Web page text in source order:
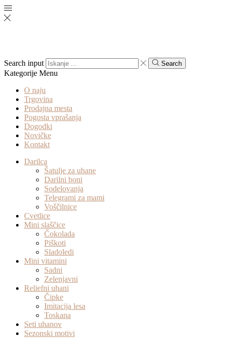
Search input Search
Kategorije Menu
O naju
Trgovina
Prodajna mesta
Pogosta vprašanja
Dogodki
Novičke
Kontakt
Darilca
Šatulje za uhane
Darilni boni
Sodelovanja
Telegrami za mami
Voščilnice
Cvetlice
Mini slaščice
Čokolada
Piškoti
Sladoledi
Mini vitamini
Sadni
Zelenjavni
Reliefni uhani
Čipke
Imitacija lesa
Toskana
Seti uhanov
Sezonski motivi